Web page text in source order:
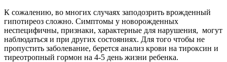
К сожалению, во многих случаях заподозрить врожденный
гипотиреоз сложно. Симптомы у новорожденных
неспецифичны, признаки, характерные для нарушения, могут
наблюдаться и при других состояниях. Для того чтобы не
пропустить заболевание, берется анализ крови на тироксин и
тиреотропный гормон на 4-5 день жизни ребенка.